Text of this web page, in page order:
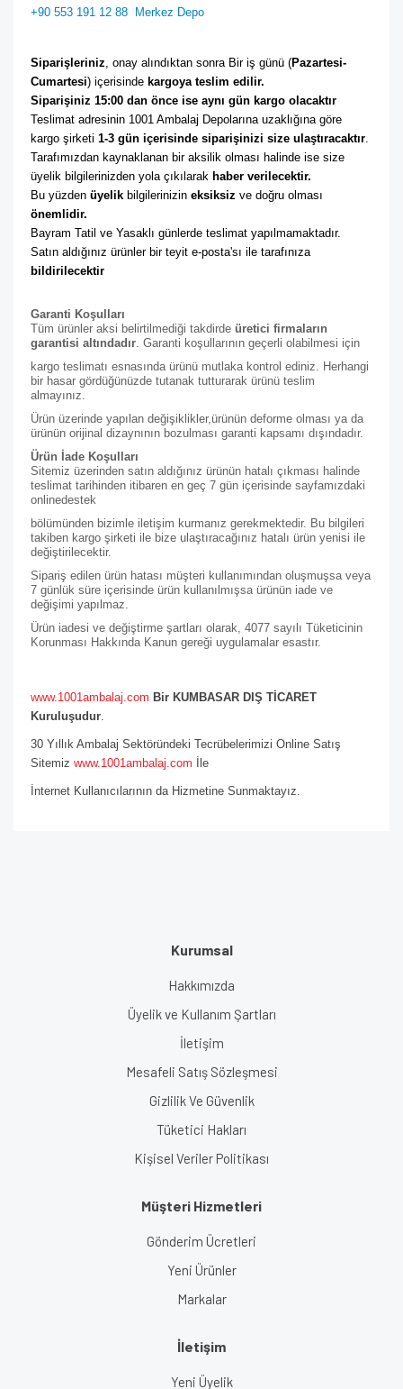
+90 553 191 12 88 Merkez Depo
Siparişleriniz, onay alındıktan sonra Bir iş günü (Pazartesi-
Cumartesi) içerisinde kargoya teslim edilir.
Siparişiniz 15:00 dan önce ise aynı gün kargo olacaktır
Teslimat adresinin 1001 Ambalaj Depolarına uzaklığına göre
kargo şirketi 1-3 gün içerisinde siparişinizi size ulaştıracaktır.
Tarafımızdan kaynaklanan bir aksilik olması halinde ise size
üyelik bilgilerinizden yola çıkılarak haber verilecektir.
Bu yüzden üyelik bilgilerinizin eksiksiz
önemlidir.
Bayram Tatil ve Yasaklı günlerde teslimat yapılmamaktadır.
Satın aldığınız ürünler bir teyit e-posta'sı ile tarafınıza
bildirilecektir
Garanti Koşulları
Tüm ürünler aksi belirtilmediği takdirde üretici firmaların
garantisi altındadır. Garanti koşullarının geçerli olabilmesi için
kargo teslimatı esnasında ürünü mutlaka kontrol ediniz. Herhangi
bir hasar gördüğünüzde tutanak tutturarak ürünü teslim
almayınız.
Ürün üzerinde yapılan değişiklikler,ürünün deforme olması ya da
ürünün orijinal dizaynının bozulması garanti kapsamı dışındadır.
Ürün İade Koşulları
Sitemiz üzerinden satın aldığınız ürünün hatalı çıkması halinde
teslimat tarihinden itibaren en geç 7 gün içerisinde sayfamızdaki
onlinedestek
bölümünden bizimle iletişim kurmanız gerekmektedir. Bu bilgileri
takiben kargo şirketi ile bize ulaştıracağınız hatalı ürün yenisi ile
değiştirilecektir.
Sipariş edilen ürün hatası müşteri kullanımından oluşmuşsa veya
7 günlük süre içerisinde ürün kullanılmışsa ürünün iade ve
değişimi yapılmaz.
Ürün iadesi ve değiştirme şartları olarak, 4077 sayılı Tüketicinin
Korunması Hakkında Kanun gereği uygulamalar esastır.
www.1001ambalaj.com Bir KUMBASAR DIŞ TİCARET
Kuruluşudur.
30 Yıllık Ambalaj Sektöründeki Tecrübelerimizi Online Satış
Sitemiz www.1001ambalaj.com İle
İnternet Kullanıcılarının da Hizmetine Sunmaktayız.
Kurumsal
Hakkımızda
Üyelik ve Kullanım Şartları
İletişim
Mesafeli Satış Sözleşmesi
Gizlilik Ve Güvenlik
Tüketici Hakları
Kişisel Veriler Politikası
Müşteri Hizmetleri
Gönderim Ücretleri
Yeni Ürünler
Markalar
İletişim
Yeni Üyelik